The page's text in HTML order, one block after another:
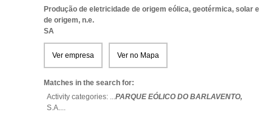
Produção de eletricidade de origem eólica, geotérmica, solar e
de origem, n.e.
SA
Ver empresa Ver no Mapa
Matches in the search for:
Activity categories: ...PARQUE EÓLICO DO BARLAVENTO,
S.A....